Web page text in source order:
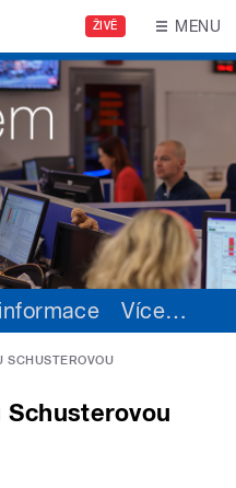
ŽIVĚ MENU
Více…
SCHUSTEROVOU